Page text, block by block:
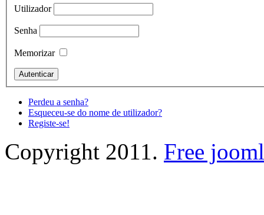
Utilizador
Senha
Memorizar
Perdeu a senha?
Esqueceu-se do nome de utilizador?
Registe-se!
Copyright 2011. Free